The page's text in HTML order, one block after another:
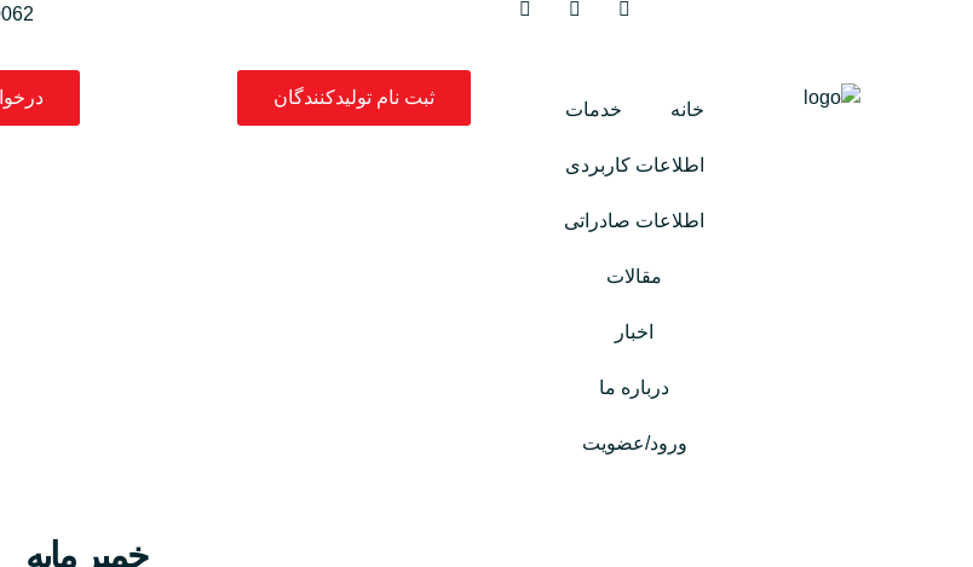
خانه خدمات
اطلاعات کاربردی
اطلاعات صادراتی
مقالات
اخبار
درباره ما
ورود/عضویت
ثبت نام تولیدکنندگان
خمیر مایه